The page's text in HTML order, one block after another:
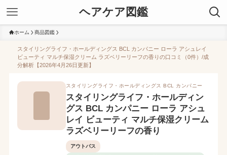
ヘアケア図鑑
ホーム 商品図鑑
スタイリングライフ・ホールディングス BCL カンパニー ローラ アシュレイ
ビューティ マルチ保湿クリーム ラズベリーリーフの香りの口コミ（0件）/成
分解析【2026年4月26日更新】
スタイリングライフ・ホールディングス BCL カンパニー
スタイリングライフ・ホールディン
グス BCL カンパニー ローラ アシュ
レイ ビューティ マルチ保湿クリーム
ラズベリーリーフの香り
アウトバス